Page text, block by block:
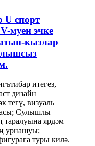
U спорт
муен эчке
кызлар
итегез,
дизайн
тегү, визуаль
Сулышлы
ярдәм
урнашуы;
туры килә.